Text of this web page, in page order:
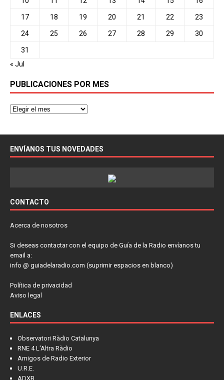
17 18 19 20 21 22 23
24 25 26 27 28 29 30
31
« Jul
PUBLICACIONES POR MES
ENVÍANOS TUS NOVEDADES
CONTACTO
Acerca de nosotros
Si deseas contactar con el equipo de Guía de la Radio envíanos tu
email a:
info @ guiadelaradio.com (suprimir espacios en blanco)
Política de privacidad
Aviso legal
ENLACES
Observatori Ràdio Catalunya
RNE 4 L'Altra Ràdio
Amigos de Radio Exterior
U.R.E.
ADXB